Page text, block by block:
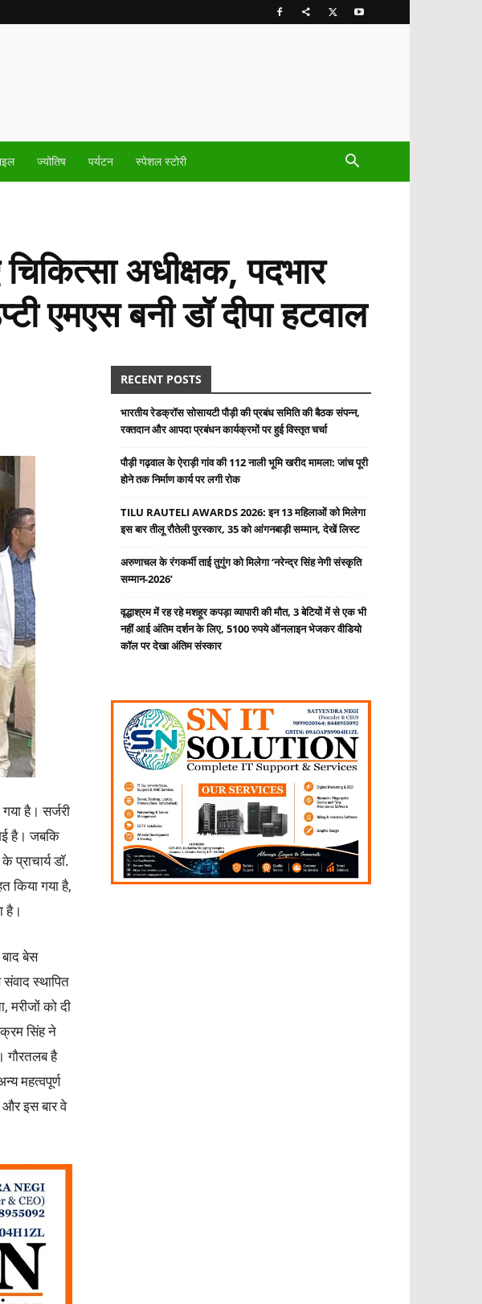
ज्योतिष पर्यटन स्पेशल स्टोरी
अधीक्षक, पदभार
एमएस बनी डॉ दीपा हटवाल
है। सर्जरी
है। जबकि
डॉ.
किया गया है,
है।
बेस
स्थापित
मरीजों को दी
सिंह ने
गौरतलब है
महत्वपूर्ण
इस बार वे
RECENT POSTS
भारतीय रेडक्रॉस सोसायटी पौड़ी की प्रबंध समिति की बैठक संपन्न,
रक्तदान और आपदा प्रबंधन कार्यक्रमों पर हुई विस्तृत चर्चा
पौड़ी गढ़वाल के ऐराड़ी गांव की 112 नाली भूमि खरीद मामला: जांच पूरी
होने तक निर्माण कार्य पर लगी रोक
TILU RAUTELI AWARDS 2026: इन 13 महिलाओं को मिलेगा
इस बार तीलू रौतेली पुरस्कार, 35 को आंगनबाड़ी सम्मान, देखें लिस्ट
अरुणाचल के रंगकर्मी ताई तुगुंग को मिलेगा ‘नरेन्द्र सिंह नेगी संस्कृति
सम्मान-2026’
वृद्धाश्रम में रह रहे मशहूर कपड़ा व्यापारी की मौत, 3 बेटियों में से एक भी
नहीं आई अंतिम दर्शन के लिए, 5100 रुपये ऑनलाइन भेजकर वीडियो
कॉल पर देखा अंतिम संस्कार